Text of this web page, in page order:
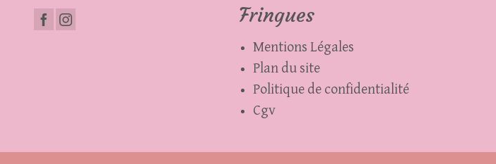
Fringues
Mentions Légales
Plan du site
Politique de confidentialité
Cgv